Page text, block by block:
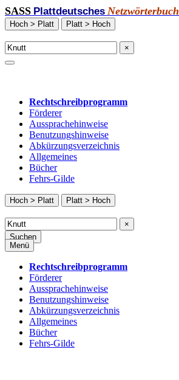
SASS Plattdeutsches Netzwörterbuch
Hoch > Platt Platt > Hoch
×
Rechtschreibprogramm
Förderer
Aussprachehinweise
Benutzungshinweise
Abkürzungsverzeichnis
Allgemeines
Bücher
Fehrs-Gilde
Hoch > Platt Platt > Hoch
×
Suchen
Menü
Rechtschreibprogramm
Förderer
Aussprachehinweise
Benutzungshinweise
Abkürzungsverzeichnis
Allgemeines
Bücher
Fehrs-Gilde